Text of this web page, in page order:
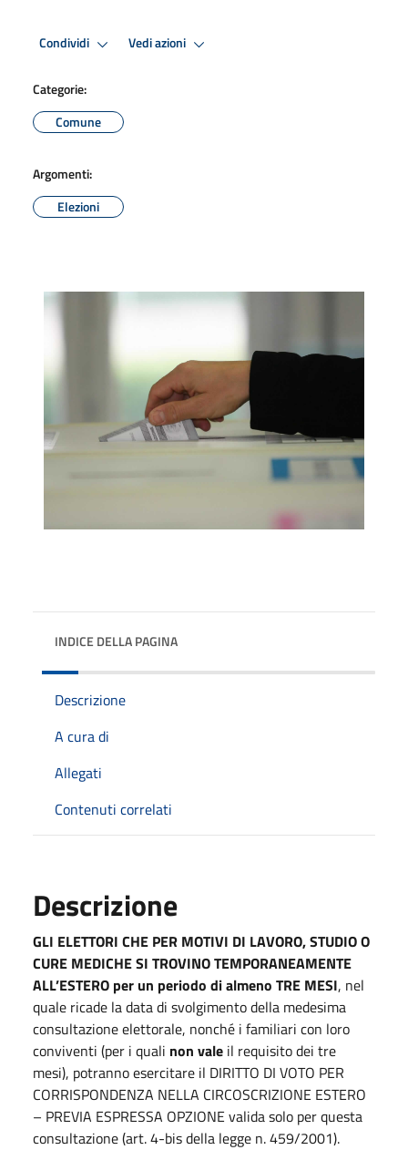
Condividi Vedi azioni
Categorie:
Comune
Argomenti:
Elezioni
INDICE DELLA PAGINA
Descrizione
A cura di
Allegati
Contenuti correlati
Descrizione
GLI ELETTORI CHE PER MOTIVI DI LAVORO, STUDIO O
CURE MEDICHE SI TROVINO TEMPORANEAMENTE
ALL’ESTERO per un periodo di almeno TRE MESI, nel
quale ricade la data di svolgimento della medesima
consultazione elettorale, nonché i familiari con loro
conviventi (per i quali non vale il requisito dei tre
mesi), potranno esercitare il DIRITTO DI VOTO PER
CORRISPONDENZA NELLA CIRCOSCRIZIONE ESTERO
– PREVIA ESPRESSA OPZIONE valida solo per questa
consultazione (art. 4-bis della legge n. 459/2001).